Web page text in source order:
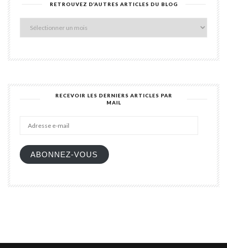
RETROUVEZ D’AUTRES ARTICLES DU BLOG
blog
RECEVOIR LES DERNIERS ARTICLES PAR
MAIL
mail
ABONNEZ-VOUS